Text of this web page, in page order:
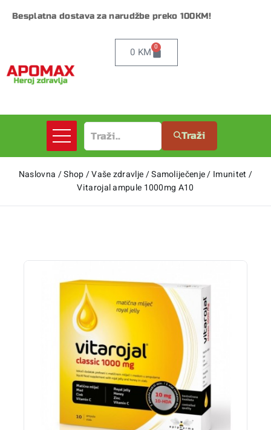
Besplatna dostava za narudžbe preko 100KM!
0 KM 0
Traži
Naslovna /Shop/Vaše zdravlje/Samoliječenje/ Imunitet /
Vitarojal ampule 1000mg A10